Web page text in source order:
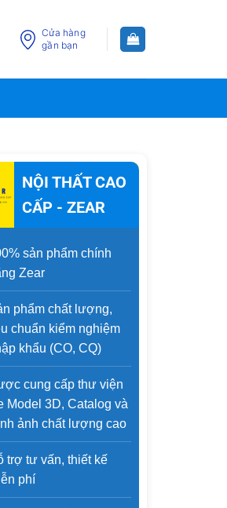
Cửa hàng
gần bạn
NỘI THẤT CAO
CẤP - ZEAR
sản phẩm chính
Zear
phẩm chất lượng,
chuẩn kiểm nghiệm
khẩu (CO, CQ)
cung cấp thư viện
Model 3D, Catalog và
ảnh chất lượng cao
trợ tư vấn, thiết kế
phí